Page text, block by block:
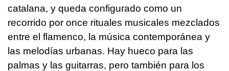
catalana, y queda configurado como un
recorrido por once rituales musicales mezclados
entre el flamenco, la música contemporánea y
las melodías urbanas. Hay hueco para las
palmas y las guitarras, pero también para los